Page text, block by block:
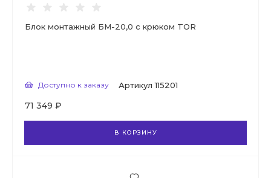
Блок монтажный БМ-20,0 с крюком TOR
Доступно к заказу Артикул 115201
71 349 ₽
В КОРЗИНУ